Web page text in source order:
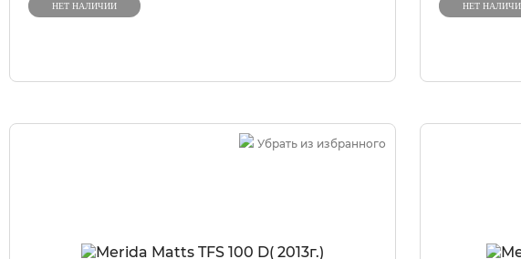
НЕТ НАЛИЧИИ НЕТ
Убрать из избранного